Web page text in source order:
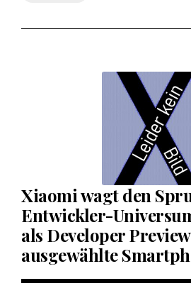
Xiaomi wagt den
Entwickler-
als Developer
ausgewählte